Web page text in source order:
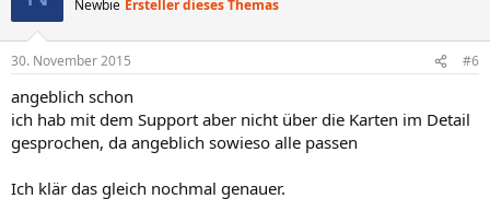
Newbie Ersteller dieses Themas
30. November 2015 #6
angeblich schon
ich hab mit dem Support aber nicht über die Karten im Detail
gesprochen, da angeblich sowieso alle passen
Ich klär das gleich nochmal genauer.